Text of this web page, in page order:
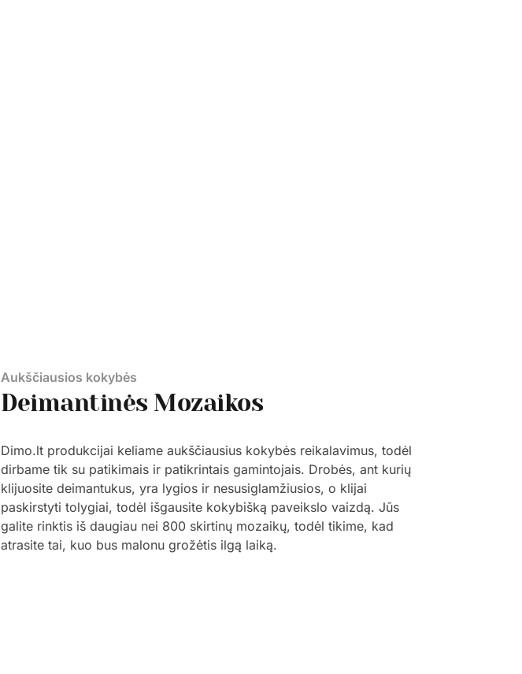
Aukščiausios kokybės
Deimantinės Mozaikos
Dimo.lt produkcijai keliame aukščiausius kokybės reikalavimus, todėl
dirbame tik su patikimais ir patikrintais gamintojais. Drobės, ant kurių
klijuosite deimantukus, yra lygios ir nesusiglamžiusios, o klijai
paskirstyti tolygiai, todėl išgausite kokybišką paveikslo vaizdą. Jūs
galite rinktis iš daugiau nei 800 skirtinų mozaikų, todėl tikime, kad
atrasite tai, kuo bus malonu grožėtis ilgą laiką.